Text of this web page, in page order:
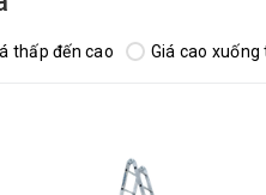
thấp đến cao Giá cao xuống